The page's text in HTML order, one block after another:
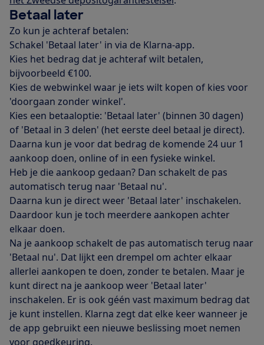
Betaal later
Zo kun je achteraf betalen:
Schakel 'Betaal later' in via de Klarna-app.
Kies het bedrag dat je achteraf wilt betalen,
bijvoorbeeld €100.
Kies de webwinkel waar je iets wilt kopen of kies voor
'doorgaan zonder winkel'.
Kies een betaaloptie: 'Betaal later' (binnen 30 dagen)
of 'Betaal in 3 delen' (het eerste deel betaal je direct).
Daarna kun je voor dat bedrag de komende 24 uur 1
aankoop doen, online of in een fysieke winkel.
Heb je die aankoop gedaan? Dan schakelt de pas
automatisch terug naar 'Betaal nu'.
Daarna kun je direct weer 'Betaal later' inschakelen.
Daardoor kun je toch meerdere aankopen achter
elkaar doen.
Na je aankoop schakelt de pas automatisch terug naar
'Betaal nu'. Dat lijkt een drempel om achter elkaar
allerlei aankopen te doen, zonder te betalen. Maar je
kunt direct na je aankoop weer 'Betaal later'
inschakelen. Er is ook géén vast maximum bedrag dat
je kunt instellen. Klarna zegt dat elke keer wanneer je
de app gebruikt een nieuwe beslissing moet nemen
voor goedkeuring.